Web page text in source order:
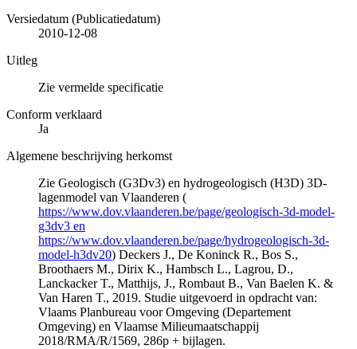
Versiedatum (Publicatiedatum)
2010-12-08
Uitleg
Zie vermelde specificatie
Conform verklaard
Ja
Algemene beschrijving herkomst
Zie Geologisch (G3Dv3) en hydrogeologisch (H3D) 3D-
lagenmodel van Vlaanderen (
https://www.dov.vlaanderen.be/page/geologisch-3d-model-
g3dv3 en
https://www.dov.vlaanderen.be/page/hydrogeologisch-3d-
model-h3dv20) Deckers J., De Koninck R., Bos S.,
Broothaers M., Dirix K., Hambsch L., Lagrou, D.,
Lanckacker T., Matthijs, J., Rombaut B., Van Baelen K. &
Van Haren T., 2019. Studie uitgevoerd in opdracht van:
Vlaams Planbureau voor Omgeving (Departement
Omgeving) en Vlaamse Milieumaatschappij
2018/RMA/R/1569, 286p + bijlagen.